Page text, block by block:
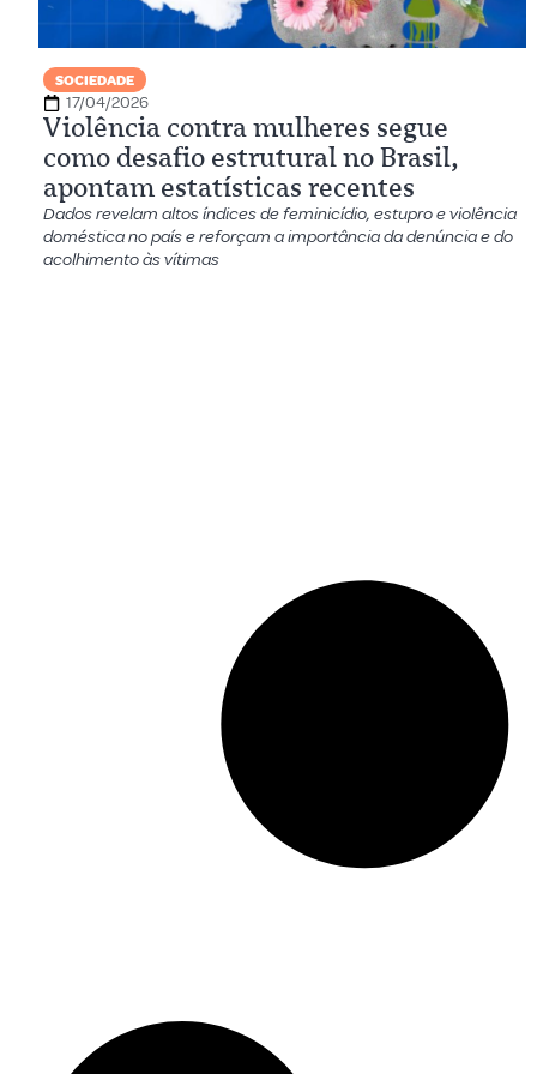
SOCIEDADE
17/04/2026
Violência contra mulheres segue
como desafio estrutural no Brasil,
apontam estatísticas recentes
Dados revelam altos índices de feminicídio, estupro e violência
doméstica no país e reforçam a importância da denúncia e do
acolhimento às vítimas